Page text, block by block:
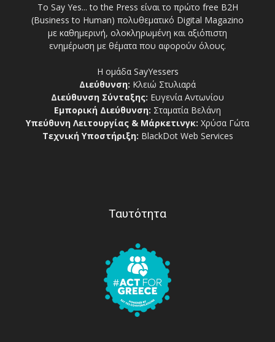
Το Say Yes... to the Press είναι το πρώτο free Β2Η
(Business to Human) πολυθεματικό Digital Magazino
με καθημερινή, ολοκληρωμένη και αξιόπιστη
ενημέρωση με θέματα που αφορούν όλους.
Η ομάδα SayYessers
Διεύθυνση: Κλειώ Στυλιαρά
Διεύθυνση Σύνταξης: Ευγενία Αντωνίου
Εμπορική Διεύθυνση: Σταματία Βελάνη
Υπεύθυνη Λειτουργίας & Μάρκετινγκ: Χρύσα Γώτα
Τεχνική Υποστήριξη: BlackDot Web Services
Ταυτότητα